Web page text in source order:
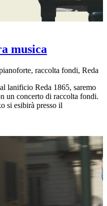
musica
raccolta fondi, Reda
lanificio Reda 1865, saremo
un concerto di raccolta fondi.
si esibirà presso il